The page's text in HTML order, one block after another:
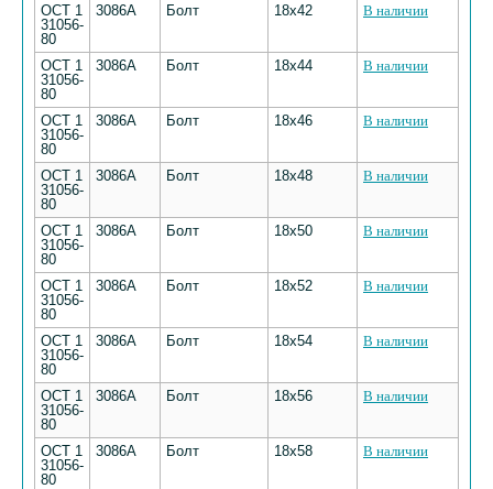
ОСТ 1
31056-
80
3086А Болт 18х42 В наличии
ОСТ 1
31056-
80
3086А Болт 18х44 В наличии
ОСТ 1
31056-
80
3086А Болт 18х46 В наличии
ОСТ 1
31056-
80
3086А Болт 18х48 В наличии
ОСТ 1
31056-
80
3086А Болт 18х50 В наличии
ОСТ 1
31056-
80
3086А Болт 18х52 В наличии
ОСТ 1
31056-
80
3086А Болт 18х54 В наличии
ОСТ 1
31056-
80
3086А Болт 18х56 В наличии
ОСТ 1
31056-
80
3086А Болт 18х58 В наличии